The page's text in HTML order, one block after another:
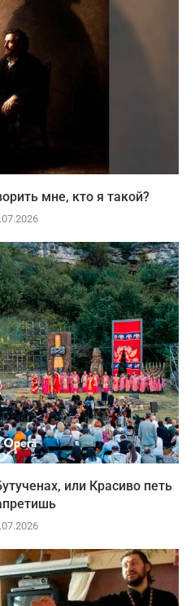
мне, кто я такой?
или Красиво петь